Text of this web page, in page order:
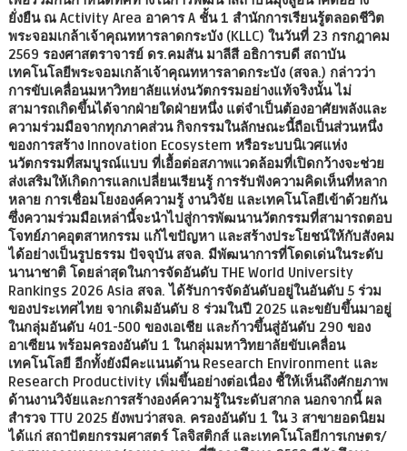
ยั่งยืน ณ Activity Area อาคาร A ชั้น 1 สำนักการเรียนรู้ตลอดชีวิต
พระจอมเกล้าเจ้าคุณทหารลาดกระบัง (KLLC) ในวันที่ 23 กรกฎาคม
2569 รองศาสตราจารย์ ดร.คมสัน มาลีสี อธิการบดี สถาบัน
เทคโนโลยีพระจอมเกล้าเจ้าคุณทหารลาดกระบัง (สจล.) กล่าวว่า
การขับเคลื่อนมหาวิทยาลัยแห่งนวัตกรรมอย่างแท้จริงนั้น ไม่
สามารถเกิดขึ้นได้จากฝ่ายใดฝ่ายหนึ่ง แต่จำเป็นต้องอาศัยพลังและ
ความร่วมมือจากทุกภาคส่วน กิจกรรมในลักษณะนี้ถือเป็นส่วนหนึ่ง
ของการสร้าง Innovation Ecosystem หรือระบบนิเวศแห่ง
นวัตกรรมที่สมบูรณ์แบบ ที่เอื้อต่อสภาพแวดล้อมที่เปิดกว้างจะช่วย
ส่งเสริมให้เกิดการแลกเปลี่ยนเรียนรู้ การรับฟังความคิดเห็นที่หลาก
หลาย การเชื่อมโยงองค์ความรู้ งานวิจัย และเทคโนโลยีเข้าด้วยกัน
ซึ่งความร่วมมือเหล่านี้จะนำไปสู่การพัฒนานวัตกรรมที่สามารถตอบ
โจทย์ภาคอุตสาหกรรม แก้ไขปัญหา และสร้างประโยชน์ให้กับสังคม
ได้อย่างเป็นรูปธรรม ปัจจุบัน สจล. มีพัฒนาการที่โดดเด่นในระดับ
นานาชาติ โดยล่าสุดในการจัดอันดับ THE World University
Rankings 2026 Asia สจล. ได้รับการจัดอันดับอยู่ในอันดับ 5 ร่วม
ของประเทศไทย จากเดิมอันดับ 8 ร่วมในปี 2025 และขยับขึ้นมาอยู่
ในกลุ่มอันดับ 401-500 ของเอเชีย และก้าวขึ้นสู่อันดับ 290 ของ
อาเซียน พร้อมครองอันดับ 1 ในกลุ่มมหาวิทยาลัยขับเคลื่อน
เทคโนโลยี อีกทั้งยังมีคะแนนด้าน Research Environment และ
Research Productivity เพิ่มขึ้นอย่างต่อเนื่อง ชี้ให้เห็นถึงศักยภาพ
ด้านงานวิจัยและการสร้างองค์ความรู้ในระดับสากล นอกจากนี้ ผล
สำรวจ TTU 2025 ยังพบว่าสจล. ครองอันดับ 1 ใน 3 สาขายอดนิยม
ได้แก่ สถาปัตยกรรมศาสตร์ โลจิสติกส์ และเทคโนโลยีการเกษตร/